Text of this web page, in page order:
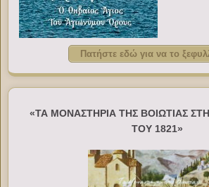
Πατήστε εδώ για να το
«ΤΑ ΜΟΝΑΣΤΗΡΙΑ ΤΗΣ ΒΟΙΩΤΙΑΣ
ΤΟΥ 1821»